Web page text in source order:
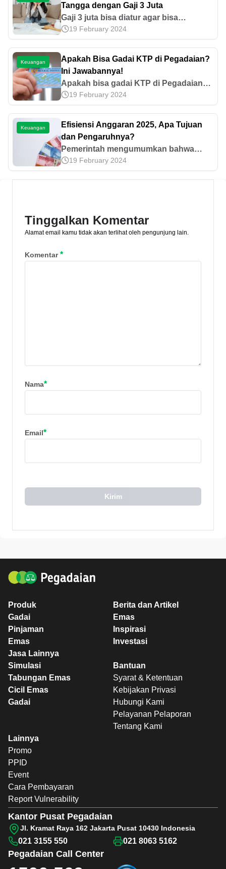
Tangga dengan Gaji 3 Juta
Gaji 3 juta bisa diatur agar bisa
memenuhi kebutuhan selama sebulan.
Yuk, cari tahu cara mengatur keuangan
rumah tangga dengan gaji 3 juta di sini!
19 February 2024
Keuangan
Apakah Bisa Gadai KTP di Pegadaian?
Ini Jawabannya!
Apakah bisa gadai KTP di Pegadaian?
Simak penjelasan lengkap mengenai
fungsi KTP saat pengajuan beserta
daftar barang jaminannya di sini!
19 February 2024
Keuangan
Efisiensi Anggaran 2025, Apa Tujuan
dan Pengaruhnya?
Pemerintah mengumumkan bahwa
efisiensi anggaran tahun 2025 akan
dilakukan untuk beberapa instansi.
19 February 2024
Tinggalkan Komentar
Alamat email kamu tidak akan terlihat oleh pengunjung lain.
Komentar*
Nama*
Email*
Kirim
Produk
Gadai
Pinjaman
Emas
Jasa Lainnya
Berita dan Artikel
Emas
Inspirasi
Investasi
Simulasi
Tabungan Emas
Cicil Emas
Gadai
Bantuan
Syarat & Ketentuan
Kebijakan Privasi
Hubungi Kami
Pelayanan Pelaporan
Tentang Kami
Lainnya
Promo
PPID
Event
Cara Pembayaran
Report Vulnerability
Pegadaian Call Center
Kantor Pusat Pegadaian
Jl. Kramat Raya 162 Jakarta Pusat 10430 Indonesia
021 3155 550 021 8063 5162